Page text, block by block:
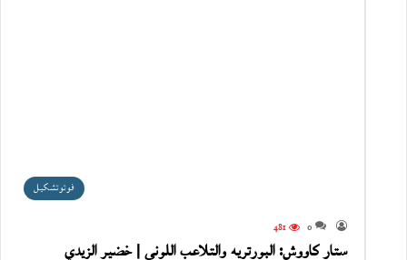
فوتوتشكيل
0
481
ستار كاووش: البورتريه والتلاعب اللوني | خضير الزيدي